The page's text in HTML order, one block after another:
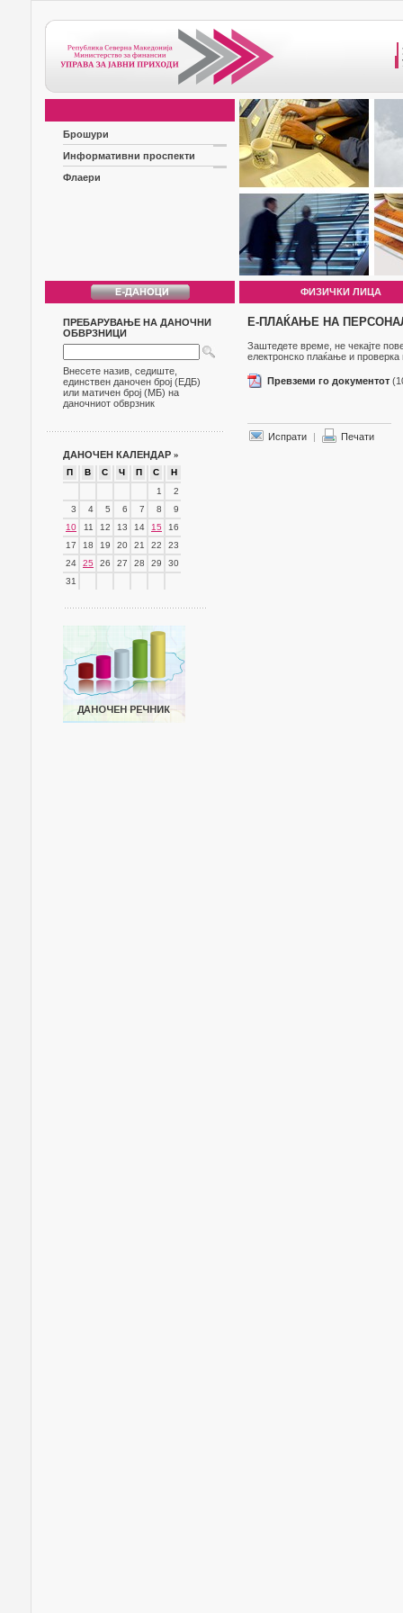
Брошури
Информативни проспекти
Флаери
ФИЗИЧКИ ЛИЦА
ПРЕБАРУВАЊЕ НА ДАНОЧНИ
ОБВРЗНИЦИ
Внесете назив, седиште,
единствен даночен број (ЕДБ)
или матичен број (МБ) на
даночниот обврзник
ДАНОЧЕН КАЛЕНДАР »
П В С Ч П С
Н
1
2
3
4 5 6 7 8
9
10
11 12 13 14 15
16
17
18 19 20 21 22
23
24
25 26 27 28 29
30
31
E-ПЛАЌАЊЕ НА
Заштедете време, не чекајте
електронско плаќање и
Превземи го документот
Испрати | Печати